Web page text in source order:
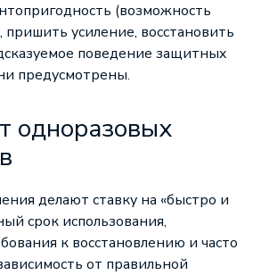
(возможность
усиление, восстановить
поведение защитных
предусмотрены.
одноразовых
делают ставку на «быстро и
срок использования,
к восстановлению и часто
от правильной